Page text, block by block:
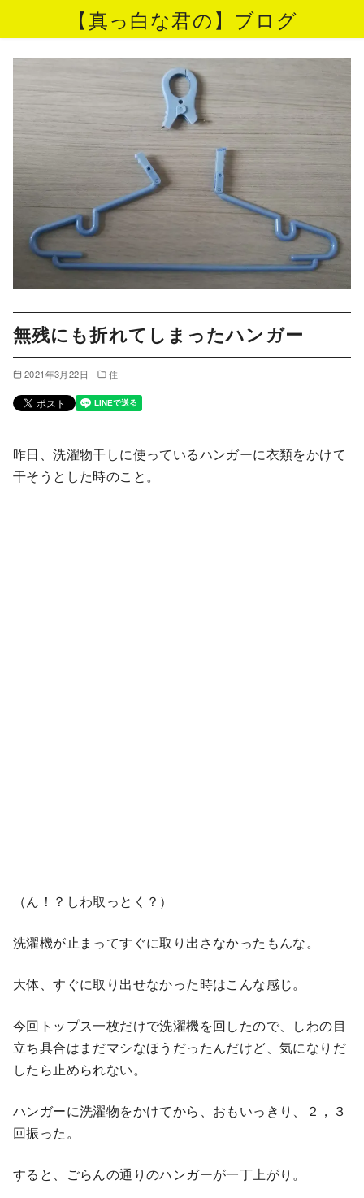
【真っ白な君の】ブログ
無残にも折れてしまったハンガー
2021年3月22日 住
昨日、洗濯物干しに使っているハンガーに衣類をかけて
干そうとした時のこと。
（ん！？しわ取っとく？）
洗濯機が止まってすぐに取り出さなかったもんな。
大体、すぐに取り出せなかった時はこんな感じ。
今回トップス一枚だけで洗濯機を回したので、しわの目
立ち具合はまだマシなほうだったんだけど、気になりだ
したら止められない。
ハンガーに洗濯物をかけてから、おもいっきり、２，３
回振った。
すると、ごらんの通りのハンガーが一丁上がり。